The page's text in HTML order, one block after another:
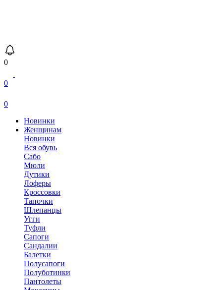
0
0
0
Новинки
Женщинам
Новинки
Вся обувь
Сабо
Мюли
Дутики
Лоферы
Кроссовки
Тапочки
Шлепанцы
Угги
Туфли
Сапоги
Сандалии
Балетки
Полусапоги
Полуботинки
Пантолеты